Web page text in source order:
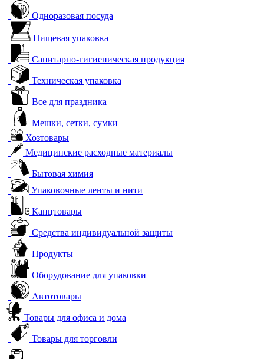
Одноразовая посуда
Пищевая упаковка
Санитарно-гигиеническая продукция
Техническая упаковка
Все для праздника
Мешки, сетки, сумки
Хозтовары
Медицинские расходные материалы
Бытовая химия
Упаковочные ленты и нити
Канцтовары
Средства индивидуальной защиты
Продукты
Оборудование для упаковки
Автотовары
Товары для офиса и дома
Товары для торговли